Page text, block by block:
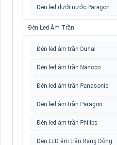
Đèn led dưới nước Paragon
Đèn Led Âm Trần
Đèn led âm trần Duhal
Đèn led âm trần Nanoco
Đèn led âm trần Panasonic
Đèn led âm trần Paragon
Đèn led âm trần Philips
Đèn LED âm trần Rạng Đông